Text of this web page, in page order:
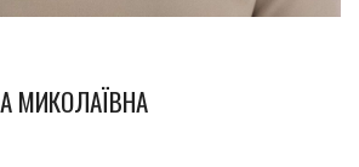
МИКОЛАЇВНА